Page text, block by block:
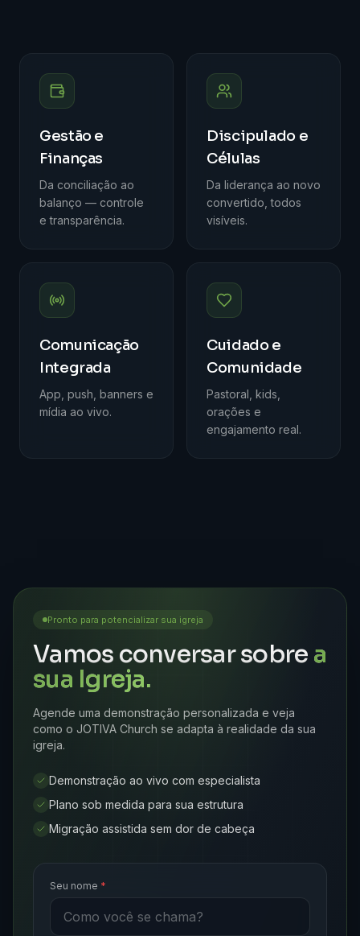
Gestão e
Finanças
Da conciliação ao
balanço — controle
e transparência.
Discipulado e
Células
Da liderança ao novo
convertido, todos
visíveis.
Comunicação
Integrada
App, push, banners e
mídia ao vivo.
Cuidado e
Comunidade
Pastoral, kids,
orações e
engajamento real.
Pronto para potencializar sua igreja
Vamos conversar sobre a
sua Igreja.
Agende uma demonstração personalizada e veja
como o JOTIVA Church se adapta à realidade da sua
igreja.
Demonstração ao vivo com especialista
Plano sob medida para sua estrutura
Migração assistida sem dor de cabeça
Seu nome *